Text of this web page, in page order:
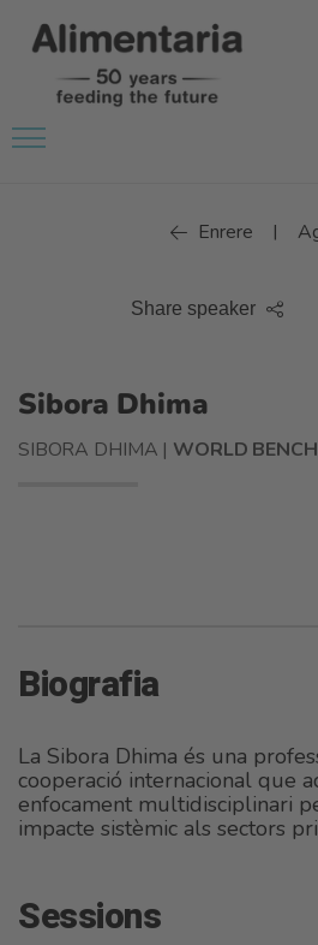
Enrere |
Share speaker
Sibora Dhima
SIBORA DHIMA | WORLD
Biografia
La Sibora Dhima és una
cooperació internacional que
enfocament multidisciplinari
impacte sistèmic als sectors
Sessions